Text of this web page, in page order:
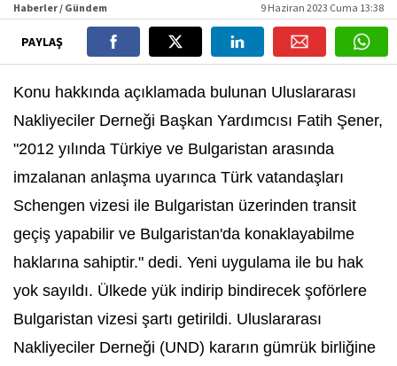
Haberler / Gündem 9 Haziran 2023 Cuma 13:38
PAYLAŞ
Konu hakkında açıklamada bulunan Uluslararası
Nakliyeciler Derneği Başkan Yardımcısı Fatih Şener,
"2012 yılında Türkiye ve Bulgaristan arasında
imzalanan anlaşma uyarınca Türk vatandaşları
Schengen vizesi ile Bulgaristan üzerinden transit
geçiş yapabilir ve Bulgaristan'da konaklayabilme
haklarına sahiptir." dedi. Yeni uygulama ile bu hak
yok sayıldı. Ülkede yük indirip bindirecek şoförlere
Bulgaristan vizesi şartı getirildi. Uluslararası
Nakliyeciler Derneği (UND) kararın gümrük birliğine